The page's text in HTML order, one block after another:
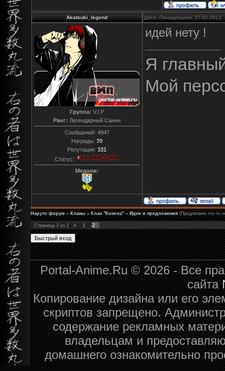
Akatsuki_legend Дата: Понедельник,
Группа: V.I.P
Ранг: Легендарный Санин
Сообщений: 4947
Награды: 70
Репутация: 331
Статус:
Медали:
идей нету !
Я
Мой
Наруто форум » Кланы » Клан "Коноха" » Идеи и предложения (Предлогаем что-то
Страница 2 из 2 « 1 2
Portal-Anime.Ru © 2026 - Все
сайта
Копирование дизайна или его
скриптов запрещено.
содержание рекламных
владельцам и
домашнего ознакомительно